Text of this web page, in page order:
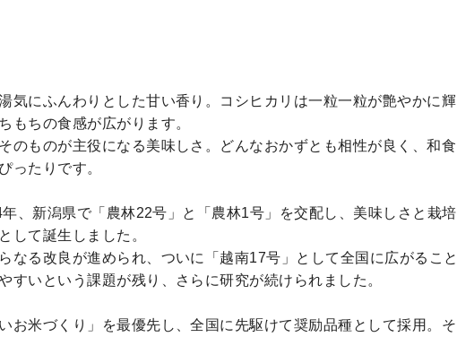
気にふんわりとした甘い香り。コシヒカリは一粒一粒が艶やかに輝
もちの食感が広がります。
のものが主役になる美味しさ。どんなおかずとも相性が良く、和食
ったりです。
、新潟県で「農林22号」と「農林1号」を交配し、美味しさと栽培
して誕生しました。
なる改良が進められ、ついに「越南17号」として全国に広がること
すいという課題が残り、さらに研究が続けられました。
お米づくり」を最優先し、全国に先駆けて奨励品種として採用。そ